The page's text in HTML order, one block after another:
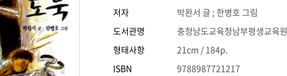
저자
박완서 글 ; 한병호 그림
도서관명
충청남도교육청남부평생교육원
형태사항
21cm / 184p.
ISBN
9788987721217